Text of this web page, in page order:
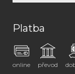
Platba
online převod